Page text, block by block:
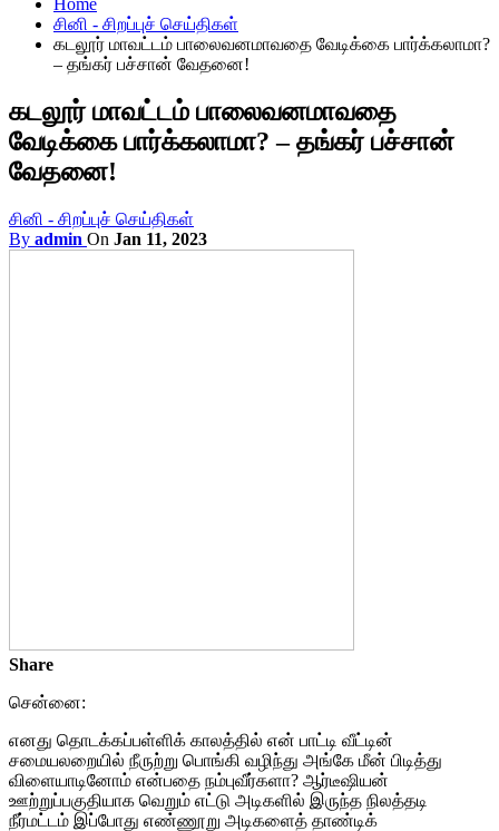
Home
சினி - சிறப்புச் செய்திகள்
கடலூர் மாவட்டம் பாலைவனமாவதை வேடிக்கை பார்க்கலாமா?
– தங்கர் பச்சான் வேதனை!
கடலூர் மாவட்டம் பாலைவனமாவதை
வேடிக்கை பார்க்கலாமா? – தங்கர் பச்சான்
வேதனை!
சினி - சிறப்புச் செய்திகள்
By admin On Jan 11, 2023
Share
சென்னை:
எனது தொடக்கப்பள்ளிக் காலத்தில் என் பாட்டி வீட்டின்
சமையலறையில் நீருற்று பொங்கி வழிந்து அங்கே மீன் பிடித்து
விளையாடினோம் என்பதை நம்புவீர்களா? ஆர்டீஷியன்
ஊற்றுப்பகுதியாக வெறும் எட்டு அடிகளில் இருந்த நிலத்தடி
நீர்மட்டம் இப்போது எண்ணூறு அடிகளைத் தாண்டிக்